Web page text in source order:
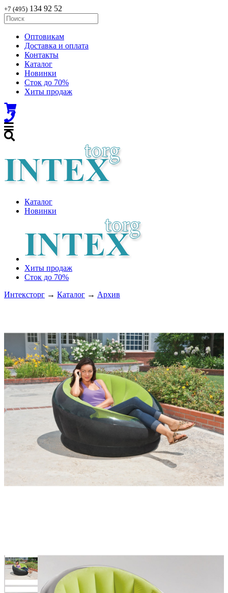
+7 (495) 134 92 52
Оптовикам
Доставка и оплата
Контакты
Каталог
Новинки
Сток до 70%
Хиты продаж
Каталог
Новинки
Хиты продаж
Сток до 70%
Интексторг → Каталог → Архив